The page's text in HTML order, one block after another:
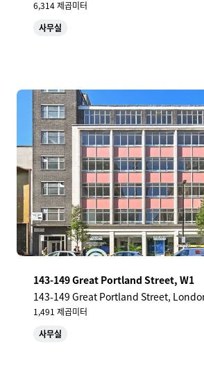
2 1HW, UK
6,314 제곱미터
사무실
143-149 Great Portland Street, W1
143-149 Great Portland Street,
1,491 제곱미터
사무실